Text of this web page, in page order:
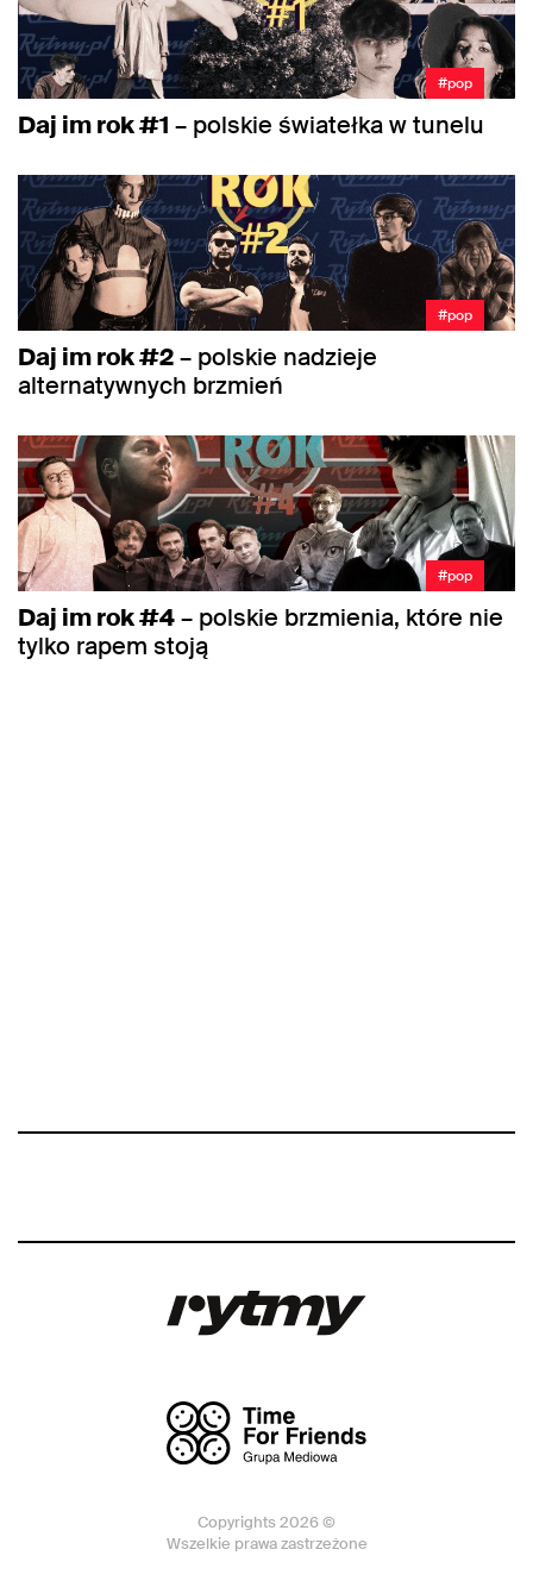
#pop
Daj im rok #1 – polskie światełka w tunelu
#pop
Daj im rok #2– polskie nadzieje
alternatywnych brzmień
#pop
Daj im rok #4– polskie brzmienia, które nie
tylko rapem stoją
Copyrights 2026 ©
Wszelkie prawa zastrzeżone